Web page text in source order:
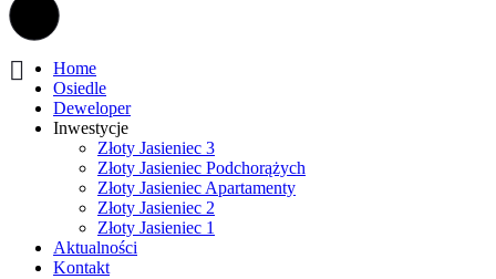
Home
Osiedle
Deweloper
Inwestycje
Złoty Jasieniec 3
Złoty Jasieniec Podchorążych
Złoty Jasieniec Apartamenty
Złoty Jasieniec 2
Złoty Jasieniec 1
Aktualności
Kontakt